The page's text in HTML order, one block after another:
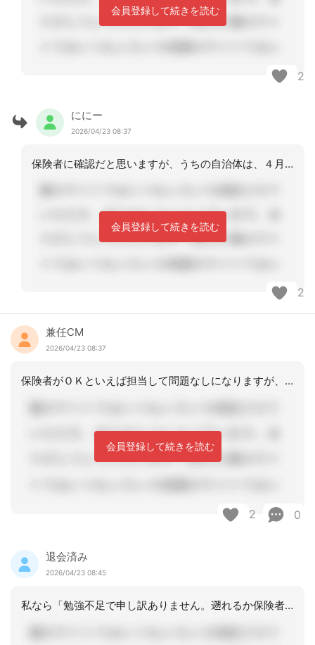
会員登録して続きを読む
2
ににー
2026/04/23 08:37
保険者に確認だと思いますが、うちの自治体は、４月中に一連の流れができていれば、４
会員登録して続きを読む
2
兼任CM
2026/04/23 08:37
保険者がＯＫといえば担当して問題なしになりますが、そうじゃないと４月分は自己作成
会員登録して続きを読む
2 0
退会済み
2026/04/23 08:45
私なら「勉強不足で申し訳ありません。遡れるか保険者に確認してご連絡します」と返事